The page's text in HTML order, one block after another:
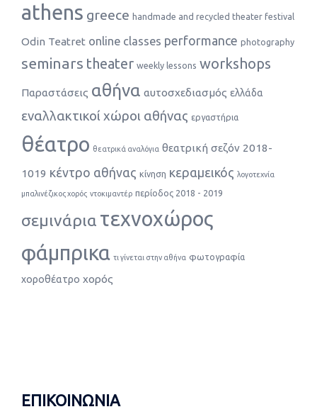
athens greece handmade and recycled theater festival
Odin Teatret online classes performance photography
seminars theater weekly lessons workshops
Παραστάσεις αθήνα αυτοσχεδιασμός ελλάδα
εναλλακτικοί χώροι αθήνας εργαστήρια
θέατρο θεατρικά αναλόγια θεατρική σεζόν 2018-
1019 κέντρο αθήνας κίνηση κεραμεικός λογοτεχνία
μπαλινέζικος χορός ντοκιμαντέρ περίοδος 2018 - 2019
σεμινάρια τεχνοχώρος
φάμπρικα τι γίνεται στην αθήνα φωτογραφία
χοροθέατρο χορός
ΕΠΙΚΟΙΝΩΝΙΑ